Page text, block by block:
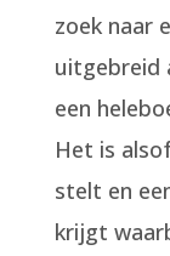
zoek naar
uitgebreid
een
Het is
stelt en
krijgt